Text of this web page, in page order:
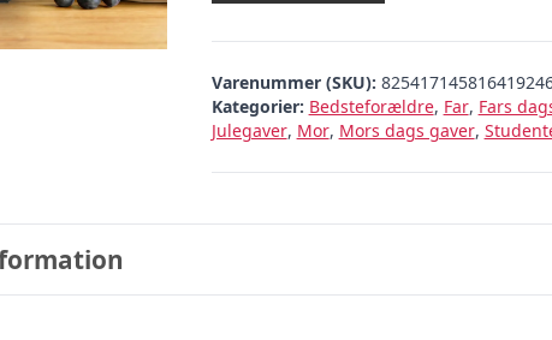
Varenummer (SKU):
Kategorier: Bedsteforældre, Far, Fars
Julegaver, Mor, Mors dags gaver,